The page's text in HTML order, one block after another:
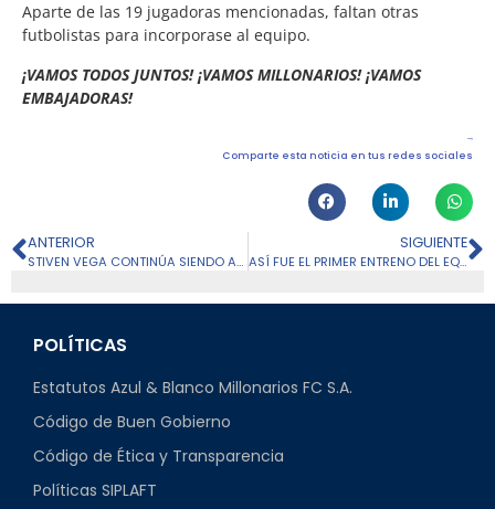
Aparte de las 19 jugadoras mencionadas, faltan otras
futbolistas para incorporase al equipo.
¡VAMOS TODOS JUNTOS! ¡VAMOS MILLONARIOS! ¡VAMOS
EMBAJADORAS!
Comparte esta noticia en tus redes sociales
ANTERIOR
STIVEN VEGA CONTINÚA SIENDO AZUL HASTA 2024
SIGUIENTE
ASÍ FUE EL PRIMER ENTRENO DEL EQUIPO FEMENINO 2022
POLÍTICAS
Estatutos Azul & Blanco Millonarios FC S.A.
Código de Buen Gobierno
Código de Ética y Transparencia
Políticas SIPLAFT